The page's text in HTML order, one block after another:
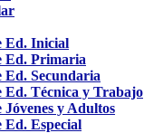
Ed. Inicial
Ed. Primaria
Secundaria
Ed. Técnica y Trabajo
y Adultos
Especial